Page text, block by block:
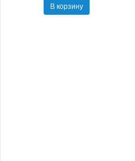
В корзину